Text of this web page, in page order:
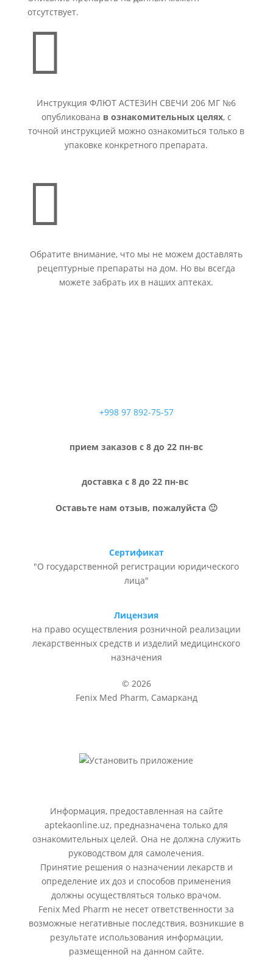
отсутствует.

Инструкция ФЛЮТ АСТЕЗИН СВЕЧИ 206 МГ №6
опубликована в ознакомительных целях, с
точной инструкцией можно ознакомиться только в
упаковке конкретного препарата.

Обратите внимание, что мы не можем доставлять
рецептурные препараты на дом. Но вы всегда
можете забрать их в наших аптеках.
+998 97 892-75-57
прием заказов с 8 до 22 пн-вс
доставка с 8 до 22 пн-вс
Оставьте нам отзыв, пожалуйста 🙂
Сертификат
"О государственной регистрации юридического
лица"
Лицензия
на право осуществления розничной реализации
лекарственных средств и изделий медицинского
назначения
© 2026
Fenix Med Pharm, Самарканд
Информация, предоставленная на сайте
aptekaonline.uz, предназначена только для
ознакомительных целей. Она не должна служить
руководством для самолечения.
Принятие решения о назначении лекарств и
определение их доз и способов применения
должны осуществляться только врачом.
Fenix Med Pharm не несет ответственности за
возможные негативные последствия, возникшие в
результате использования информации,
размещенной на данном сайте.